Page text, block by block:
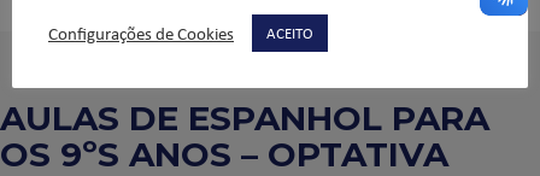
AULAS DE ESPANHOL PARA
OS 9ºS ANOS – OPTATIVA
Configurações de Cookies
ACEITO